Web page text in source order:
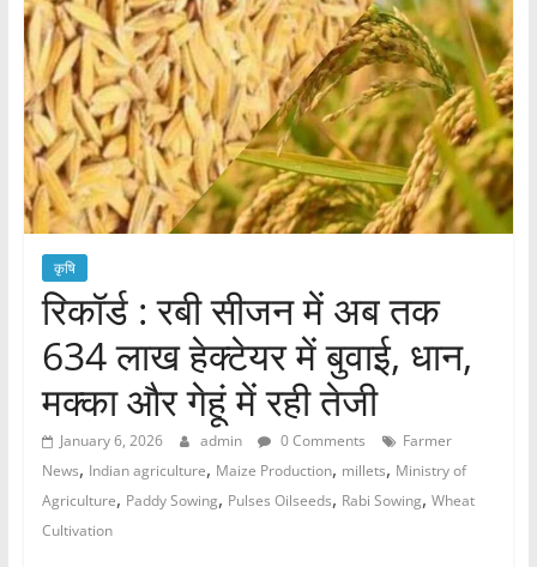
कृषि
रिकॉर्ड : रबी सीजन में अब तक
634 लाख हेक्टेयर में बुवाई, धान,
मक्का और गेहूं में रही तेजी
January 6, 2026 admin 0 Comments
Farmer
News, Indian agriculture, Maize Production, millets, Ministry of
Agriculture, Paddy Sowing, Pulses Oilseeds, Rabi Sowing, Wheat
Cultivation